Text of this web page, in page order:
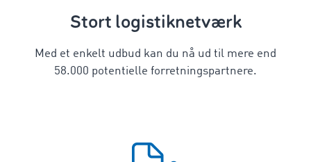
Stort logistiknetværk
Med et enkelt udbud kan du nå ud til mere end
58.000 potentielle forretningspartnere.